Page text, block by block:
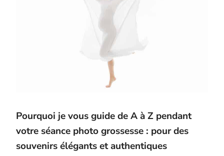
Pourquoi je vous guide de A à Z pendant
votre séance photo grossesse : pour des
souvenirs élégants et authentiques